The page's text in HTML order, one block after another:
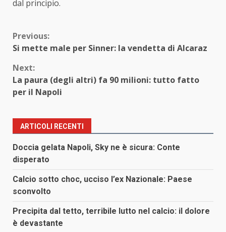
dal principio.
Continue
Previous:
Si mette male per Sinner: la vendetta di Alcaraz
Next:
La paura (degli altri) fa 90 milioni: tutto fatto
per il Napoli
ARTICOLI RECENTI
Doccia gelata Napoli, Sky ne è sicura: Conte
disperato
Calcio sotto choc, ucciso l’ex Nazionale: Paese
sconvolto
Precipita dal tetto, terribile lutto nel calcio: il dolore
è devastante